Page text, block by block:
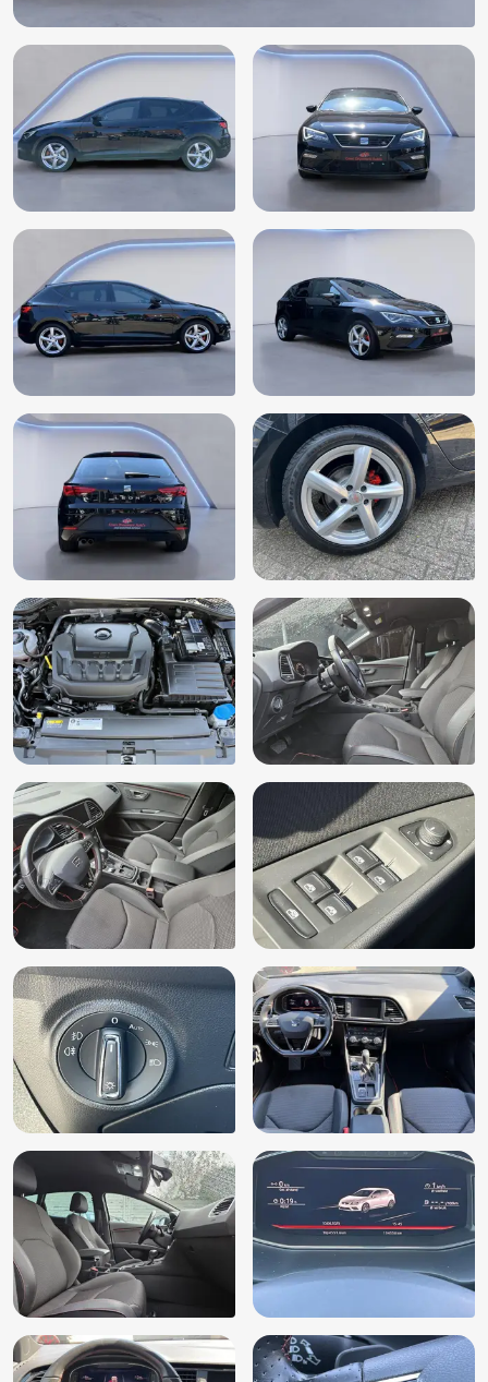
LED achterlichten
Leder-pakket
Lederen stuurwiel
Lederen versnellingspook
LED mistlampen
Multimedia-voorbereiding
Parkeersensor achter
Parkeersensor voor
Passagiersairbag
Passagiersstoel in hoogte verstelbaar
Rijstrooksensor
Rookvrij
Ruitensproeiers verwarmbaar
Schakelmogelijkheid aan stuurwiel
Sportonderstel
Sportstoelen
Sportstuur
Spraakbediening
Stuurwiel multifunctioneel
Upgrade Winter
Verkeersbord detectie
Vervolgbotsing preventie
Volledig digitaal instrumentenpaneel
Volledige onderhoudshistorie beschikbaar
Zij airbag(s) voor
Cruise control adaptief
LED koplampen